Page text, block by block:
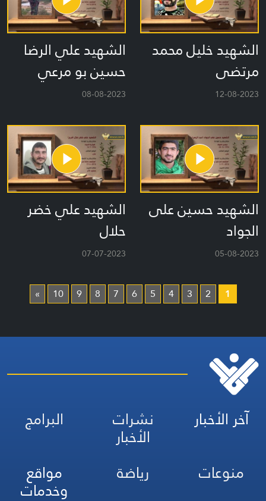
الشهيد خليل محمد
مرتضى
12-08-2023
الشهيد علي الرضا
حسين بو مرعي
08-08-2023
الشهيد حسين على
الجواد
05-08-2023
الشهيد علي خضر
حلال
07-07-2023
1
2
3
4
5
6
7
8
9
10
»
آخر الأخبار نشرات
الأخبار
البرامج
منوعات
رياضة مواقع
وخدمات